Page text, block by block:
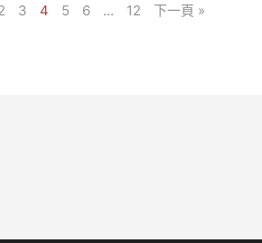
3 4 5 6 ... 12 下一頁 »